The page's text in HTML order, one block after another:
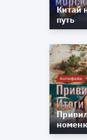
Китай
путь